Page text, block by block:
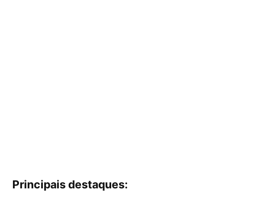
Principais destaques: